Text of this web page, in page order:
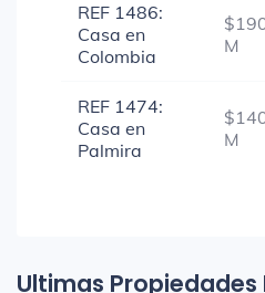
REF 1486:
Casa en
Colombia
M
REF 1474:
Casa en
Palmira
M
Ultimas Propiedades